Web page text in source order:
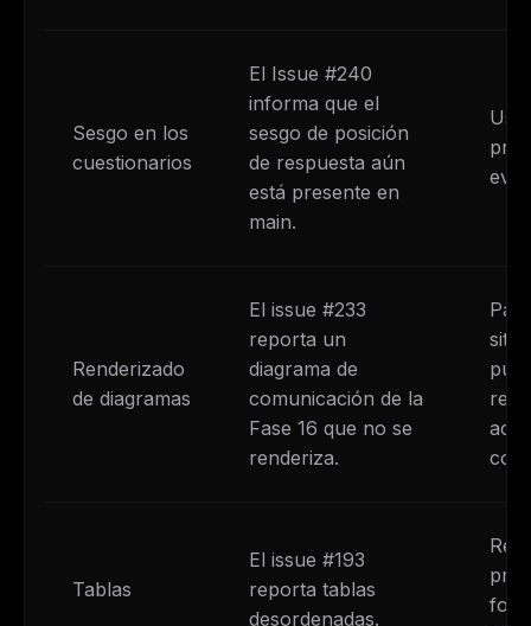
Sesgo en los
cuestionarios
El Issue #240
informa que el
sesgo de posición
de respuesta aún
está presente en
main.
Renderizado
de diagramas
El issue #233
reporta un
diagrama de
comunicación de la
Fase 16 que no se
renderiza.
sitio
Tablas
El issue #193
reporta tablas
desordenadas.